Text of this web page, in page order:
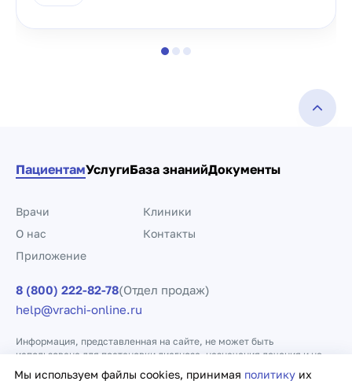
Мы используем файлы cookies, принимая политику их
ПациентамУслугиБаза знанийДокументы
Врачи
Клиники
О нас
Контакты
Приложение
8 (800) 222-82-78(Отдел продаж)
help@vrachi-online.ru
Информация, представленная на сайте, не может быть
использована для постановки диагноза, назначения лечения и не
заменяет прием врача.